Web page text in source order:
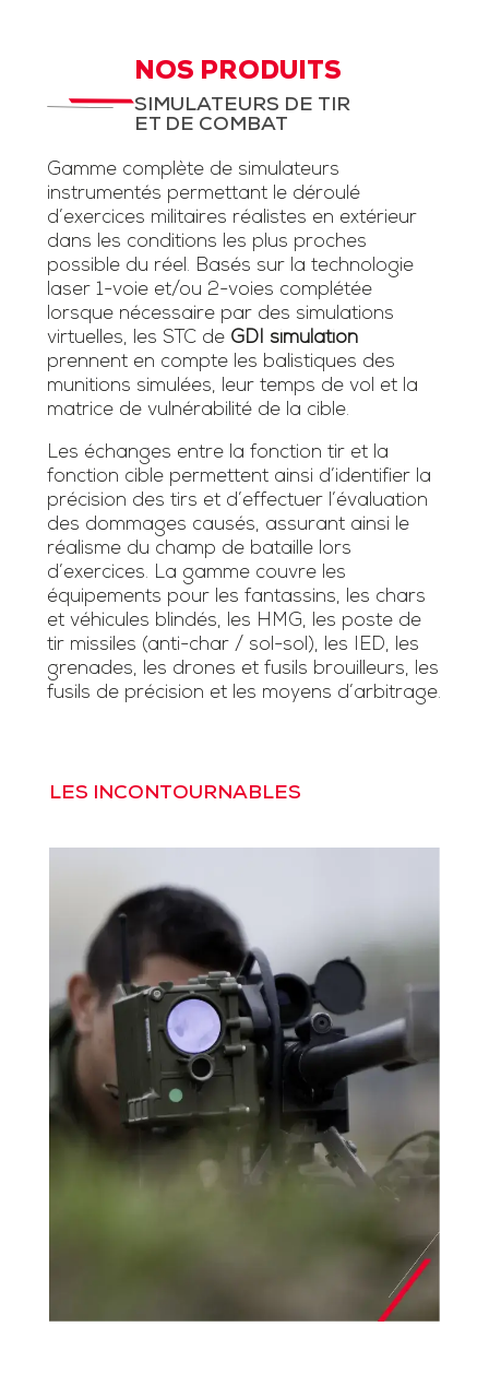
NOS PRODUITS
SIMULATEURS DE TIR
ET DE COMBAT
Gamme complète de simulateurs
instrumentés permettant le déroulé
d’exercices militaires réalistes en extérieur
dans les conditions les plus proches
possible du réel. Basés sur la technologie
laser 1-voie et/ou 2-voies complétée
lorsque nécessaire par des simulations
virtuelles, les STC de GDI simulation
prennent en compte les balistiques des
munitions simulées, leur temps de vol et la
matrice de vulnérabilité de la cible.
Les échanges entre la fonction tir et la
fonction cible permettent ainsi d’identifier la
précision des tirs et d’effectuer l’évaluation
des dommages causés, assurant ainsi le
réalisme du champ de bataille lors
d’exercices. La gamme couvre les
équipements pour les fantassins, les chars
et véhicules blindés, les HMG, les poste de
tir missiles (anti-char / sol-sol), les IED, les
grenades, les drones et fusils brouilleurs, les
fusils de précision et les moyens d’arbitrage.
LES INCONTOURNABLES